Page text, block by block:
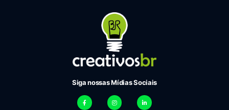
Siga nossas Mídias Sociais